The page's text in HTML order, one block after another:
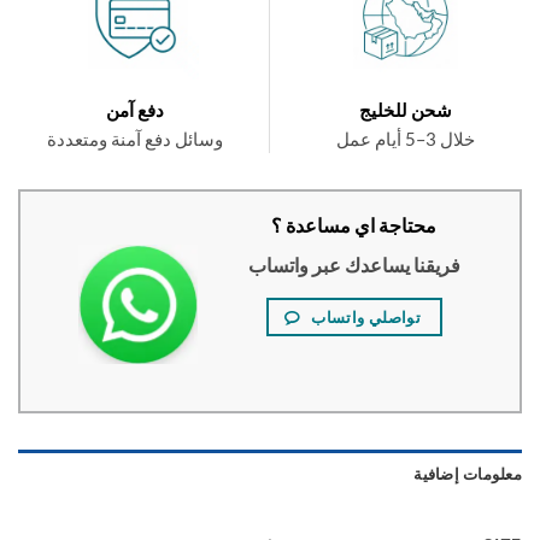
شحن للخليج
دفع آمن
وسائل دفع آمنة ومتعددة
محتاجة اي مساعدة ؟
فريقنا يساعدك عبر واتساب
تواصلي واتساب
إضافية